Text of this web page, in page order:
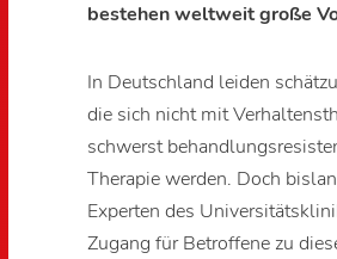
bestehen weltweit große
In Deutschland leiden
die sich nicht mit
schwerst
Therapie werden. Doch
Experten des
Zugang für Betroffene zu